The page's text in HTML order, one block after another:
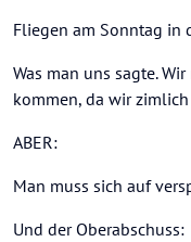
Fliegen am Sonntag in
Was man uns sagte.
kommen, da wir
ABER:
Man muss sich auf
Und der Oberabschuss: